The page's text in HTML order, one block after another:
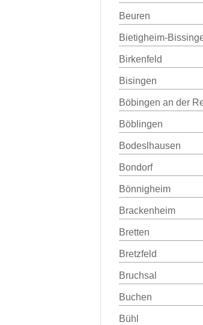
Beuren
Bietigheim-
Birkenfeld
Bisingen
Böbingen an der
Böblingen
Bodeslhausen
Bondorf
Bönnigheim
Brackenheim
Bretten
Bretzfeld
Bruchsal
Buchen
Bühl